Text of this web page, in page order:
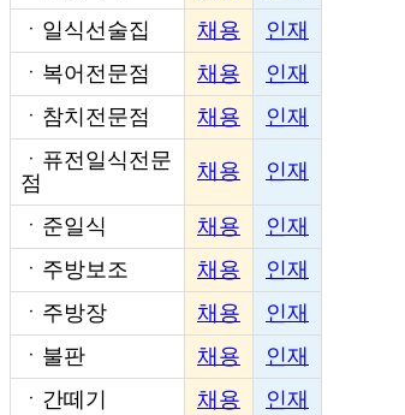
ㆍ 일식선술집 채용
인재
ㆍ 복어전문점 채용
인재
ㆍ 참치전문점 채용
인재
ㆍ 퓨전일식전문
점
채용 인재
ㆍ 준일식 채용
인재
ㆍ 주방보조 채용
인재
ㆍ 주방장 채용
인재
ㆍ 불판 채용
인재
ㆍ 간떼기 채용
인재